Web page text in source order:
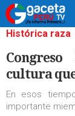
Histórica raza
cultura
En esos
importante